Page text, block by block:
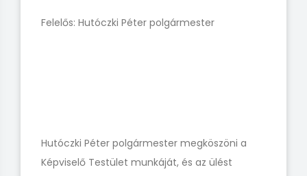
Felelős: Hutóczki Péter polgármester
Hutóczki Péter polgármester megköszöni a
Képviselő Testület munkáját, és az ülést